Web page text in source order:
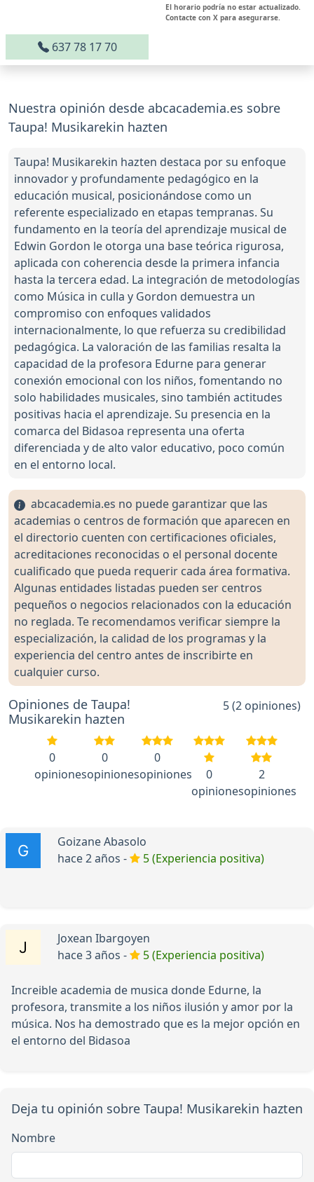
El horario podría no estar actualizado.
Contacte con X para asegurarse.
637 78 17 70
Nuestra opinión desde abcacademia.es sobre
Taupa! Musikarekin hazten
Taupa! Musikarekin hazten destaca por su enfoque
innovador y profundamente pedagógico en la
educación musical, posicionándose como un
referente especializado en etapas tempranas. Su
fundamento en la teoría del aprendizaje musical de
Edwin Gordon le otorga una base teórica rigurosa,
aplicada con coherencia desde la primera infancia
hasta la tercera edad. La integración de metodologías
como Música in culla y Gordon demuestra un
compromiso con enfoques validados
internacionalmente, lo que refuerza su credibilidad
pedagógica. La valoración de las familias resalta la
capacidad de la profesora Edurne para generar
conexión emocional con los niños, fomentando no
solo habilidades musicales, sino también actitudes
positivas hacia el aprendizaje. Su presencia en la
comarca del Bidasoa representa una oferta
diferenciada y de alto valor educativo, poco común
en el entorno local.
abcacademia.es no puede garantizar que las
academias o centros de formación que aparecen en
el directorio cuenten con certificaciones oficiales,
acreditaciones reconocidas o el personal docente
cualificado que pueda requerir cada área formativa.
Algunas entidades listadas pueden ser centros
pequeños o negocios relacionados con la educación
no reglada. Te recomendamos verificar siempre la
especialización, la calidad de los programas y la
experiencia del centro antes de inscribirte en
cualquier curso.
Opiniones de Taupa!
Musikarekin hazten
5 (2 opiniones)
0
opiniones
0
opiniones
0
opiniones
0
opiniones
2
opiniones
Goizane Abasolo
hace 2 años -
5 (Experiencia positiva)
Joxean Ibargoyen
hace 3 años -
5 (Experiencia positiva)
Increible academia de musica donde Edurne, la
profesora, transmite a los niños ilusión y amor por la
música. Nos ha demostrado que es la mejor opción en
el entorno del Bidasoa
Deja tu opinión sobre Taupa! Musikarekin hazten
Nombre